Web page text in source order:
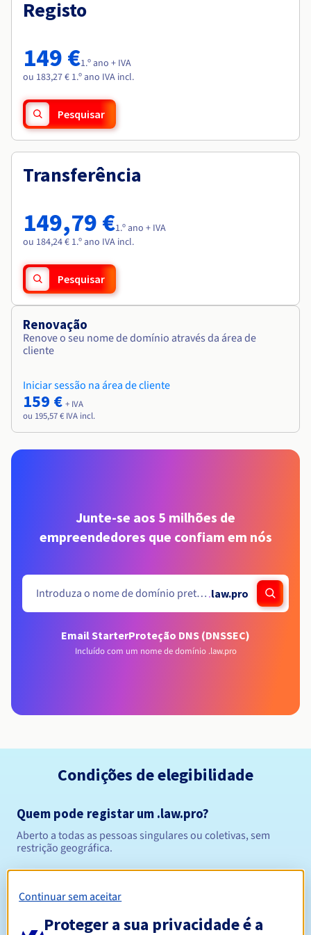
Preços
Roadmap & Changelog
Observabilidade
Roadmap & Changelog
Roadmap & Changelog
Roadmap & Changelog
Roadmap & Changelog
Registo
149 €1.º ano + IVA
ou 183,27 € 1.º ano IVA incl.
Pesquisar
Transferência
149,79 €1.º ano + IVA
ou 184,24 € 1.º ano IVA incl.
Pesquisar
Renovação
Renove o seu nome de domínio através da área de
cliente
Iniciar sessão na área de cliente
159 € + IVA
ou 195,57 € IVA incl.
Junte-se aos 5 milhões de
empreendedores que confiam em nós
.law.pro
Email StarterProteção DNS (DNSSEC)
Incluído com um nome de domínio .law.pro
Condições de elegibilidade
Quem pode registar um .law.pro?
Aberto a todas as pessoas singulares ou coletivas, sem
restrição geográfica.
Entre 1 e 10 anos
Continuar sem aceitar
Proteger a sua privacidade é a